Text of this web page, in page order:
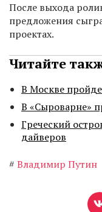
После выхода
предложения
проектах.
Читайте
В Москве
В «Сыроварне»
Греческий
дайверов
# Владимир Путин